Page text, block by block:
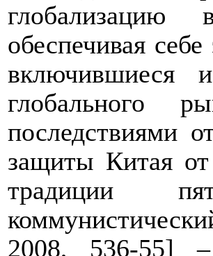
глобализацию
обеспечивая
включившиеся
глобального
последствиями
защиты Китая от
традиции
2008, 536-55]